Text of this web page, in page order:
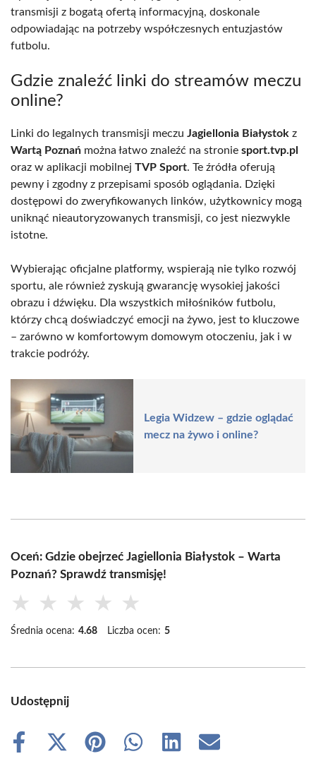
transmisji z bogatą ofertą informacyjną, doskonale
odpowiadając na potrzeby współczesnych entuzjastów
futbolu.
Gdzie znaleźć linki do streamów meczu
online?
Linki do legalnych transmisji meczu Jagiellonia Białystok z
Wartą Poznań można łatwo znaleźć na stronie sport.tvp.pl
oraz w aplikacji mobilnej TVP Sport. Te źródła oferują
pewny i zgodny z przepisami sposób oglądania. Dzięki
dostępowi do zweryfikowanych linków, użytkownicy mogą
uniknąć nieautoryzowanych transmisji, co jest niezwykle
istotne.
Wybierając oficjalne platformy, wspierają nie tylko rozwój
sportu, ale również zyskują gwarancję wysokiej jakości
obrazu i dźwięku. Dla wszystkich miłośników futbolu,
którzy chcą doświadczyć emocji na żywo, jest to kluczowe
– zarówno w komfortowym domowym otoczeniu, jak i w
trakcie podróży.
Legia Widzew – gdzie oglądać
mecz na żywo i online?
Oceń: Gdzie obejrzeć Jagiellonia Białystok – Warta
Poznań? Sprawdź transmisję!
★ ★ ★ ★ ★
Średnia ocena: 4.68 Liczba ocen: 5
Udostępnij
Share
Share
Share
Share
Share
Share